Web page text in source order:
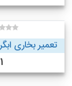
تعمیر بخاری